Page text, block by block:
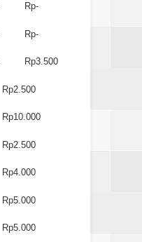
Rp-
Rp-
Rp3.500
Rp2.500
Rp10.000
Rp2.500
Rp4.000
Rp5.000
Rp5.000